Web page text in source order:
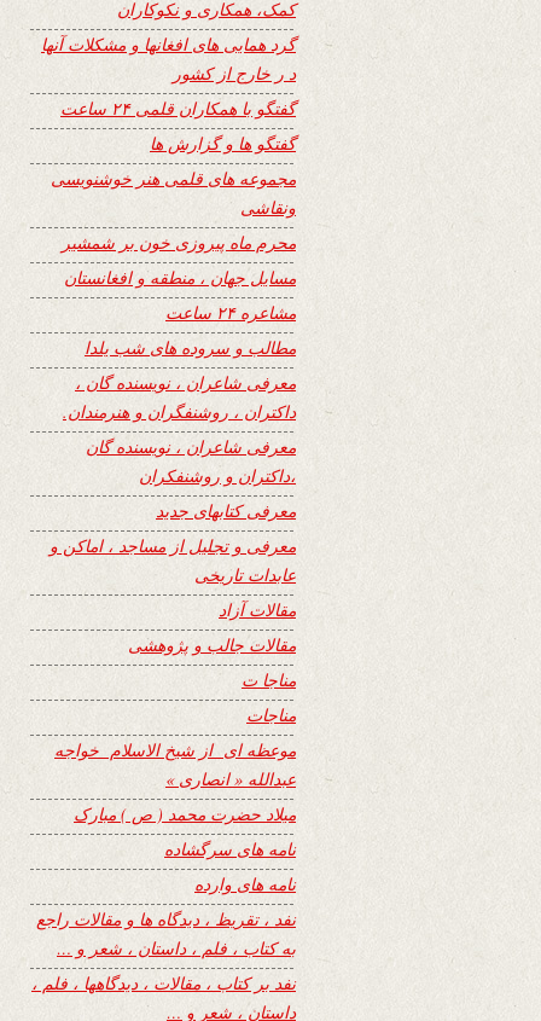
کمک، همکاری و نکوکاران
گرد همایی های افغانها و مشکلات آنها
د ر خارج از کشور
گفتگو با همکاران قلمی ۲۴ ساعت
گفتگو ها و گزارش ها
مجموعه های قلمی هنر خوشنویسی
ونقاشی
محرم ماه پیروزی خون بر شمشیر
مسایل جهان ، منطقه و افغانستان
مشاعره ۲۴ ساعت
مطالب و سروده های شب یلدا
معرفی شاعران ، نویسنده گان ،
داکتران ، روشنفگران و هنرمندان.
معرفی شاعران ، نویسنده گان
،داکتران و روشنفکران
معرفی کتابهای جدید
معرفی و تجلیل از مساجد ، اماکن و
عابدات تاریخی
مقالات آزاد
مقالات جالب و پژوهشی
مناجا ت
مناجات
موعظه ای از شیخ الاسلام خواجه
عبدالله « انصاری »
میلاد حضرت محمد ( ص ) مبارک
نامه های سرگشاده
نامه های وارده
نفد ، تقریظ ، دیدگاه ها و مقالات راجع
به کتاب ، فلم ، داستان ، شعر و …
نفد بر کتاب ، مقالات ، دیدگاهها ، فلم ،
داستان ، شعر و …